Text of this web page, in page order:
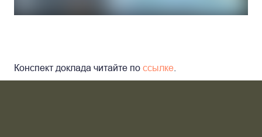
Конспект доклада читайте по ссылке